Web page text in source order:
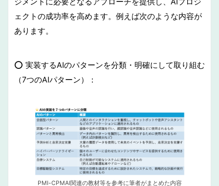
ェクトの成功率を高めます。例えば次のような内容が
あります。
⭕️ 実装するAIのパターンを分類・明確にして取り組む
（7つのAIパターン）：
PMI-CPMAI関連の教材等を参考に筆者がまとめた内容